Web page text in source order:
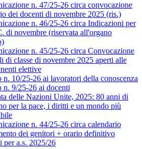
n. 47/25-26 circa convocazione
dei docenti di novembre 2025 (ris.)
n. 46/25-26 circa Indicazioni per
di novembre (riservata all'organo
n. 45/25-26 circa Convocazione
di classe di novembre 2025 aperti alle
elettive
n. 10/25-26 ai lavoratori della conoscenza
n. 9/25-26 ai docenti
delle Nazioni Unite, 2025: 80 anni di
per la pace, i diritti e un mondo più
n. 44/25-26 circa calendario
dei genitori + orario definitivo
per a.s. 2025/26